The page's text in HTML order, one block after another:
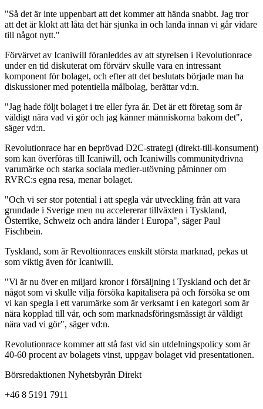
"Så det är inte uppenbart att det kommer att hända snabbt. Jag tror
att det är klokt att låta det här sjunka in och landa innan vi går vidare
till något nytt."
Förvärvet av Icaniwill föranleddes av att styrelsen i Revolutionrace
under en tid diskuterat om förvärv skulle vara en intressant
komponent för bolaget, och efter att det beslutats började man ha
diskussioner med potentiella målbolag, berättar vd:n.
"Jag hade följt bolaget i tre eller fyra år. Det är ett företag som är
väldigt nära vad vi gör och jag känner människorna bakom det",
säger vd:n.
Revolutionrace har en beprövad D2C-strategi (direkt-till-konsument)
som kan överföras till Icaniwill, och Icaniwills communitydrivna
varumärke och starka sociala medier-utövning påminner om
RVRC:s egna resa, menar bolaget.
"Och vi ser stor potential i att spegla vår utveckling från att vara
grundade i Sverige men nu accelererar tillväxten i Tyskland,
Österrike, Schweiz och andra länder i Europa", säger Paul
Fischbein.
Tyskland, som är Revoltionraces enskilt största marknad, pekas ut
som viktig även för Icaniwill.
"Vi är nu över en miljard kronor i försäljning i Tyskland och det är
något som vi skulle vilja försöka kapitalisera på och försöka se om
vi kan spegla i ett varumärke som är verksamt i en kategori som är
nära kopplad till vår, och som marknadsföringsmässigt är väldigt
nära vad vi gör", säger vd:n.
Revolutionrace kommer att stå fast vid sin utdelningspolicy som är
40-60 procent av bolagets vinst, uppgav bolaget vid presentationen.
Börsredaktionen Nyhetsbyrån Direkt
+46 8 5191 7911